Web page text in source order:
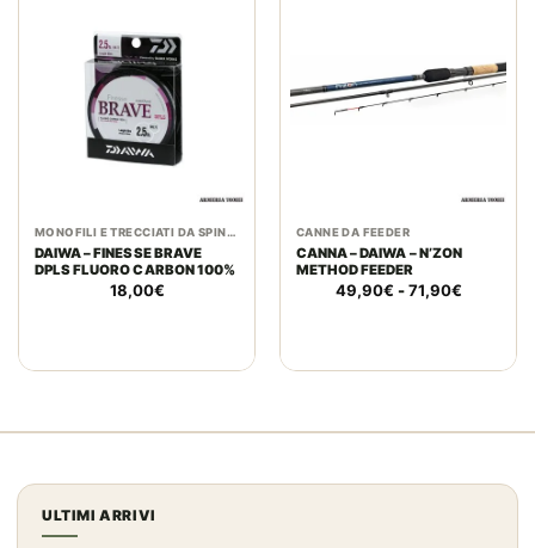
MONOFILI E TRECCIATI DA SPINNING E PREDATORI
DAIWA – FINESSE BRAVE
DPLS FLUORO CARBON 100%
18,00€
CANNE DA FEEDER
CANNA – DAIWA – N’ZON
METHOD FEEDER
49,90€ - 71,90€Fascia
49,90€
ULTIMI ARRIVI